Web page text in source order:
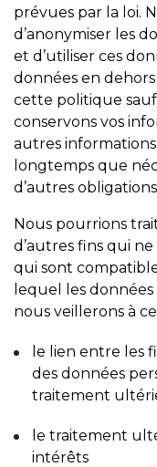
prévues par la loi.
d’anonymiser les
et d’utiliser ces
données en
cette politique sauf
conservons vos
autres
longtemps que
d’autres
Nous pourrions
d’autres fins qui
qui sont
lequel les
nous veillerons à
le lien entre les
des données
traitement
le traitement
intérêts